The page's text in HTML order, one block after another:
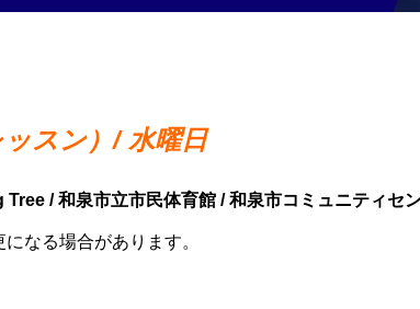
スン）/ 水曜日
/ 和泉市立市民体育館 / 和泉市コミュニティセ
なる場合があります。